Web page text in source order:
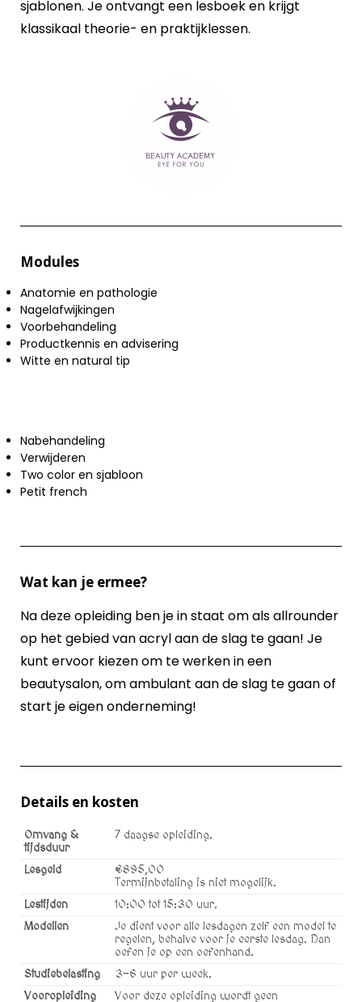
sjablonen. Je ontvangt een lesboek en krijgt
klassikaal theorie- en praktijklessen.
Modules
Anatomie en pathologie
Nagelafwijkingen
Voorbehandeling
Productkennis en advisering
Witte en natural tip
Nabehandeling
Verwijderen
Two color en sjabloon
Petit french
Wat kan je ermee?
Na deze opleiding ben je in staat om als allrounder
op het gebied van acryl aan de slag te gaan! Je
kunt ervoor kiezen om te werken in een
beautysalon, om ambulant aan de slag te gaan of
start je eigen onderneming!
Details en kosten
Omvang &
tijdsduur
7 daagse opleiding.
Lesgeld
€895,00
Termijnbetaling is niet mogelijk.
Lestijden
10:00 tot 15:30 uur.
Modellen
Je dient voor alle lesdagen zelf een model te
regelen, behalve voor je eerste lesdag. Dan
oefen je op een oefenhand.
Studiebelasting
3-6 uur per week.
Vooropleiding
Voor deze opleiding wordt geen